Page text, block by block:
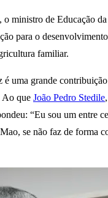
o ministro de Educação
para o
familiar.
é uma grande
Ao que João Pedro Stedile
“Eu sou um entre
se não faz de forma